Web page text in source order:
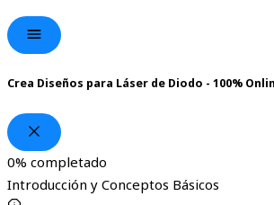
Crea Diseños para Láser de Diodo - 100%
0% completado
Introducción y Conceptos Básicos